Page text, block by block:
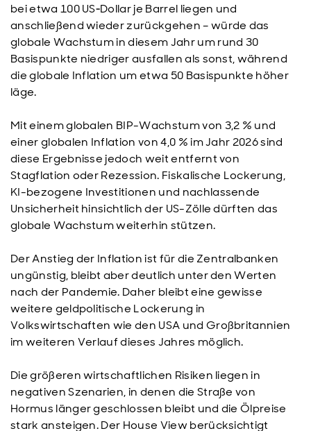
bei etwa 100 US‑Dollar je Barrel liegen und
anschließend wieder zurückgehen – würde das
globale Wachstum in diesem Jahr um rund 30
Basispunkte niedriger ausfallen als sonst, während
die globale Inflation um etwa 50 Basispunkte höher
läge.
Mit einem globalen BIP-Wachstum von 3,2 % und
einer globalen Inflation von 4,0 % im Jahr 2026 sind
diese Ergebnisse jedoch weit entfernt von
Stagflation oder Rezession. Fiskalische Lockerung,
KI-bezogene Investitionen und nachlassende
Unsicherheit hinsichtlich der US-Zölle dürften das
globale Wachstum weiterhin stützen.
Der Anstieg der Inflation ist für die Zentralbanken
ungünstig, bleibt aber deutlich unter den Werten
nach der Pandemie. Daher bleibt eine gewisse
weitere geldpolitische Lockerung in
Volkswirtschaften wie den USA und Großbritannien
im weiteren Verlauf dieses Jahres möglich.
Die größeren wirtschaftlichen Risiken liegen in
negativen Szenarien, in denen die Straße von
Hormus länger geschlossen bleibt und die Ölpreise
stark ansteigen. Der House View berücksichtigt